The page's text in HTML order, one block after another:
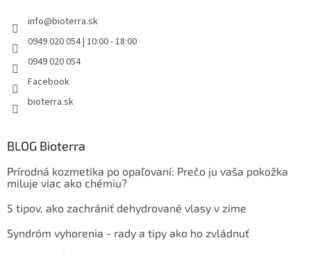
info@bioterra.sk
0949 020 054 | 10:00 - 18:00
0949 020 054
Facebook
bioterra.sk
BLOG Bioterra
Prírodná kozmetika po opaľovaní: Prečo ju vaša pokožka
miluje viac ako chémiu?
5 tipov, ako zachrániť dehydrované vlasy v zime
Syndróm vyhorenia - rady a tipy ako ho zvládnuť